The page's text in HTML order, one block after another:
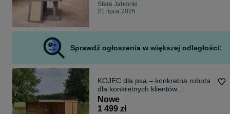
Stare Jabłonki
21 lipca 2026
Sprawdź ogłoszenia w większej odległości:
KOJEC dla psa – konkretna robota
dla konkretnych klientów
TRANSPORT MONTAŻ GRATIS
CAŁA POLSKA
Nowe
1 499 zł